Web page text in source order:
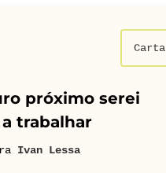
Carta
próximo serei
trabalhar
Ivan Lessa